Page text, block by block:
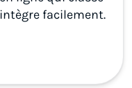
facilement.